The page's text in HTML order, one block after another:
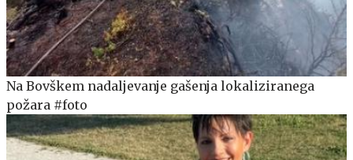
Na Bovškem nadaljevanje gašenja lokaliziranega
požara #foto